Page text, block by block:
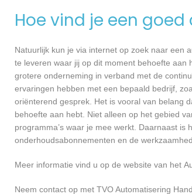
Hoe vind je een
Natuurlijk kun je via internet op zoek naar een
te leveren waar jij op dit moment behoefte
grotere onderneming in verband met de
ervaringen hebben met een bepaald bedrijf,
oriënterend gesprek. Het is vooral van belang
behoefte aan hebt. Niet alleen op het gebied
programma’s waar je mee werkt. Daarnaast
onderhoudsabonnementen en de
Meer informatie vind u op de website van het
Neem contact op met TVO Automatisering